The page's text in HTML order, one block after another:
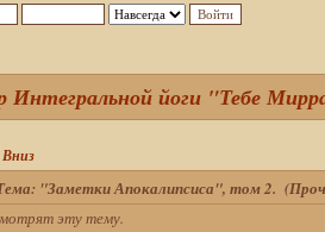
Интегральной йоги "Тебе
Вниз
"Заметки Апокалипсиса", том 2.
эту тему.